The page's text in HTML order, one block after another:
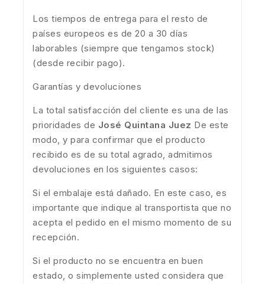
Los tiempos de entrega para el resto de
países europeos es de 20 a 30 días
laborables (siempre que tengamos stock)
(desde recibir pago).
Garantías y devoluciones
La total satisfacción del cliente es una de las
prioridades de José Quintana Juez De este
modo, y para confirmar que el producto
recibido es de su total agrado, admitimos
devoluciones en los siguientes casos:
Si el embalaje está dañado. En este caso, es
importante que indique al transportista que no
acepta el pedido en el mismo momento de su
recepción.
Si el producto no se encuentra en buen
estado, o simplemente usted considera que